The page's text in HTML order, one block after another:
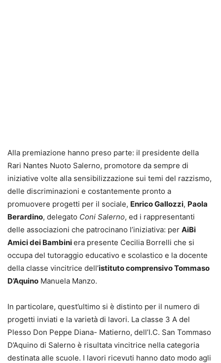
Alla premiazione hanno preso parte: il presidente della
Rari Nantes Nuoto Salerno, promotore da sempre di
iniziative volte alla sensibilizzazione sui temi del razzismo,
delle discriminazioni e costantemente pronto a
promuovere progetti per il sociale, Enrico Gallozzi, Paola
Berardino, delegato Coni Salerno, ed i rappresentanti
delle associazioni che patrocinano l’iniziativa: per AiBi
Amici dei Bambiniera presente Cecilia Borrelli che si
occupa del tutoraggio educativo e scolastico e la docente
della classe vincitrice dell’istituto comprensivo Tommaso
D’Aquino Manuela Manzo.
In particolare, quest’ultimo si è distinto per il numero di
progetti inviati e la varietà di lavori. La classe 3 A del
Plesso Don Peppe Diana- Matierno, dell’I.C. San Tommaso
D’Aquino di Salerno è risultata vincitrice nella categoria
destinata alle scuole. I lavori ricevuti hanno dato modo agli